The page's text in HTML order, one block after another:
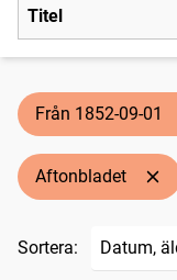
Titel
Från 1852-09-01
Aftonbladet
Sortera: